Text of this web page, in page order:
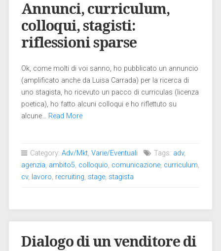
Annunci, curriculum,
colloqui, stagisti:
riflessioni sparse
Ok, come molti di voi sanno, ho pubblicato un annuncio
(amplificato anche da Luisa Carrada) per la ricerca di
uno stagista, ho ricevuto un pacco di curriculas (licenza
poetica), ho fatto alcuni colloqui e ho riflettuto su
alcune… Read More
Category: Adv/Mkt, Varie/Eventuali Tags: adv,
agenzia, ambito5, colloquio, comunicazione, curriculum,
cv, lavoro, recruiting, stage, stagista
Dialogo di un venditore di